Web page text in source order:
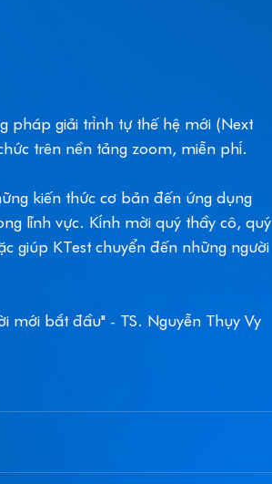
pháp giải trình tự thế hệ mới (Next
trên nền tảng zoom, miễn phí.
kiến thức cơ bản đến ứng dụng
lĩnh vực. Kính mời quý thầy cô, quý
giúp KTest chuyển đến những người
mới bắt đầu" - TS. Nguyễn Thụy Vy